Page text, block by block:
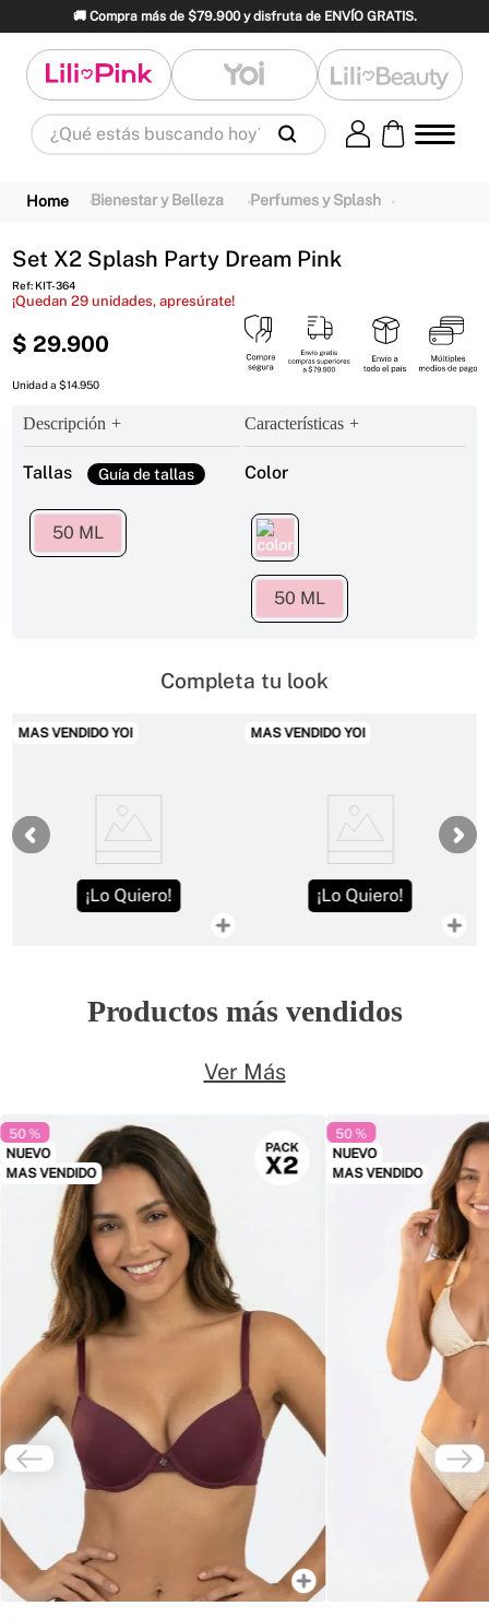
🚚 Compra más de $79.900 y disfruta de ENVÍO GRATIS.
¿Qué estás buscando hoy?
Bienestar y Belleza Perfumes y Splash
Set X2 Splash Party Dream Pink
Ref: KIT-364
¡Quedan29 unidades, apresúrate!
$ 29.900
Unidad a $14.950
Descripción
Tallas
50 ML
Características
Color
50 ML
Completa tu look
¡Lo Quiero!
MAS VENDIDO YOI
¡Lo Quiero!
MAS VENDIDO YOI
Productos más vendidos
Ver Más
50 %
NUEVO
MAS VENDIDO
50 %
NUEVO
MAS VENDIDO
panty 2 brasier vestidos baño
. perfume 8 . perfumes 9
termos